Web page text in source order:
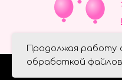
Продолжая работу
обработкой
ИНН 344110093739